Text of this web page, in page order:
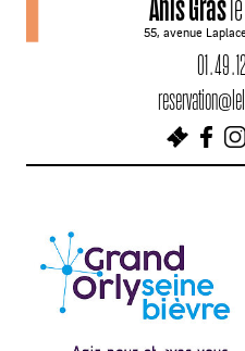
g
o
55, avenue
01 . 49 .